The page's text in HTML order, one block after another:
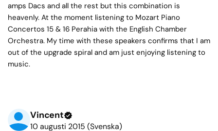
amps Dacs and all the rest but this combination is
heavenly. At the moment listening to Mozart Piano
Concertos 15 & 16 Perahia with the English Chamber
Orchestra. My time with these speakers confirms that I am
out of the upgrade spiral and am just enjoying listening to
music.
Vincent
10 augusti 2015 (Svenska)